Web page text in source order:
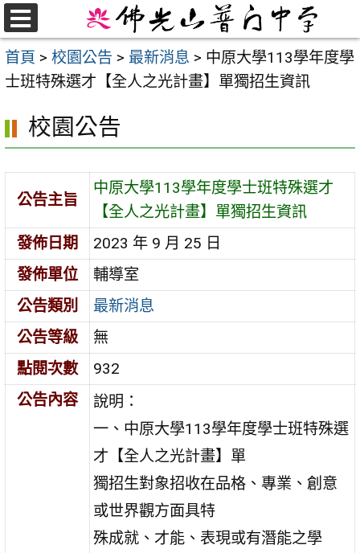
跳
至
主
要
首頁 > 校園公告 > 最新消息 > 中原大學113學年度學
士班特殊選才【全人之光計畫】單獨招生資訊
校園公告
公告主旨
中原大學113學年度學士班特殊選才
【全人之光計畫】單獨招生資訊
發佈日期
2023 年 9 月 25 日
發佈單位
輔導室
公告類別
最新消息
公告等級
無
點閱次數
932
公告內容
說明：
一、中原大學113學年度學士班特殊選
才【全人之光計畫】單
獨招生對象招收在品格、專業、創意
或世界觀方面具特
殊成就、才能、表現或有潛能之學
選
單